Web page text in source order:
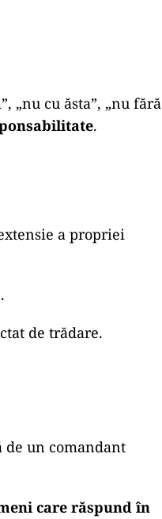
„nu cu ăsta”, „nu fără
.
a propriei
de trădare.
de un comandant
care răspund în